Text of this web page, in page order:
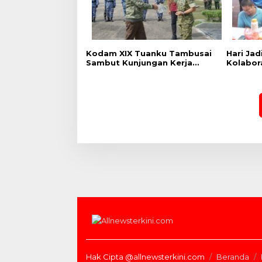
Kodam XIX Tuanku Tambusai
Sambut Kunjungan Kerja
‎Hari
Hak Cipta @allnewsterkini.com Beranda